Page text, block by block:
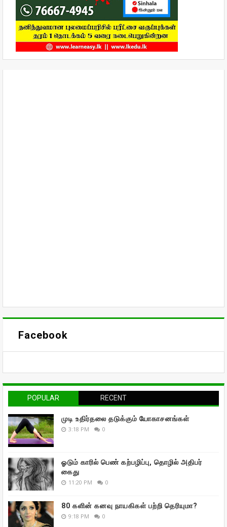
Facebook
POPULAR RECENT
முடி உதிர்தலை தடுக்கும் யோகாசனங்கள்
3:18 PM 0
ஓடும் காரில் பெண் கற்பழிப்பு, தொழில் அதிபர்
கைது
11:20 PM 0
80 களின் கனவு நாயகிகள் பற்றி தெரியுமா?
9:18 PM 0